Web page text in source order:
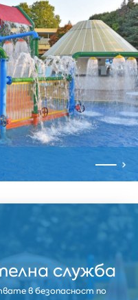
служба
в безопасност по